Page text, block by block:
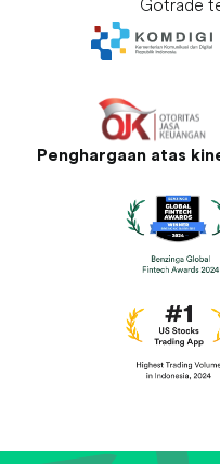
Penghargaan atas